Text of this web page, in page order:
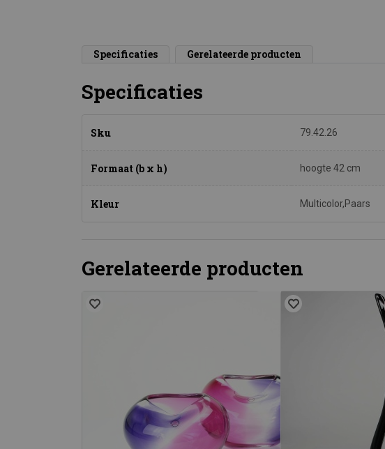
Specificaties Gerelateerde producten
Specificaties
Sku 79.42.26
Formaat (b x h) hoogte 42 cm
Kleur Multicolor,Paars
Gerelateerde producten